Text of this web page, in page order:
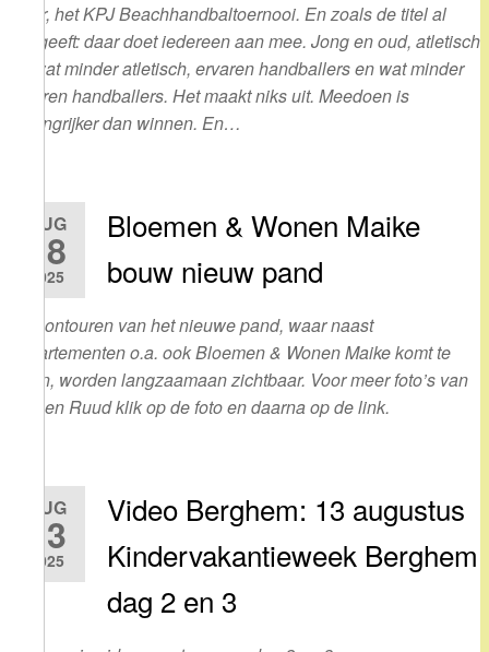
weer, het KPJ Beachhandbaltoernooi. En zoals de titel al
aangeeft: daar doet iedereen aan mee. Jong en oud, atletisch
en wat minder atletisch, ervaren handballers en wat minder
ervaren handballers. Het maakt niks uit. Meedoen is
belangrijker dan winnen. En…
AUG
18
2025
Bloemen & Wonen Maike
bouw nieuw pand
De contouren van het nieuwe pand, waar naast
appartementen o.a. ook Bloemen & Wonen Maike komt te
zitten, worden langzaamaan zichtbaar. Voor meer foto’s van
Bert en Ruud klik op de foto en daarna op de link.
AUG
13
2025
Video Berghem: 13 augustus
Kindervakantieweek Berghem
dag 2 en 3